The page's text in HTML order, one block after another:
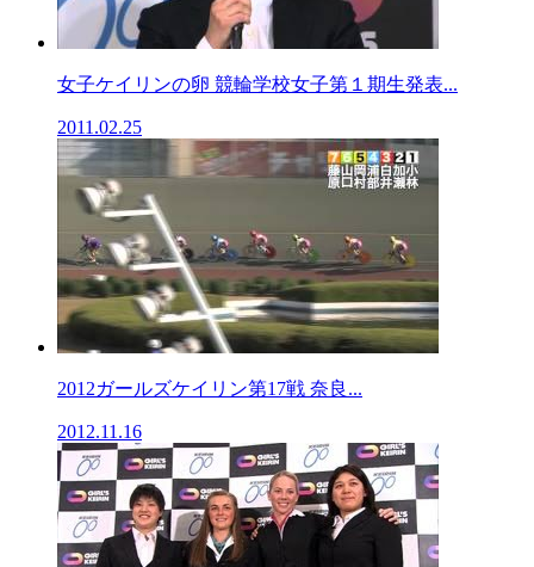
女子ケイリンの卵 競輪学校女子第１期生発表...
2011.02.25
2012ガールズケイリン第17戦 奈良...
2012.11.16